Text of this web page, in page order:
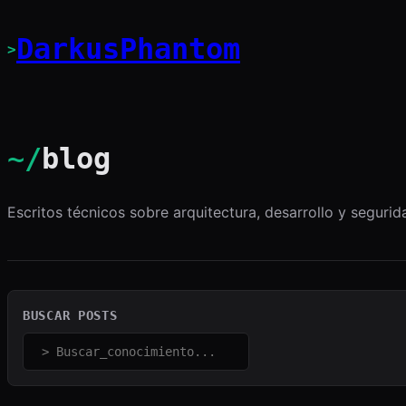
contenido
>DarkusPhantom
~/blog
Escritos técnicos sobre arquitectura, desarrollo y
BUSCAR POSTS